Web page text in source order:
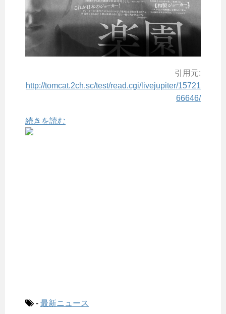
引用元:
http://tomcat.2ch.sc/test/read.cgi/livejupiter/15721
66646/
続きを読む
- 最新ニュース